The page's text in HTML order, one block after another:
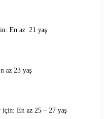
En az 21 yaş
az 23 yaş
için: En az 25 – 27 yaş